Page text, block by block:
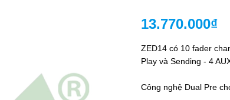
13.770.000₫
ZED14 có 10 fader
Play và Sending - 4
Công nghệ Dual Pre